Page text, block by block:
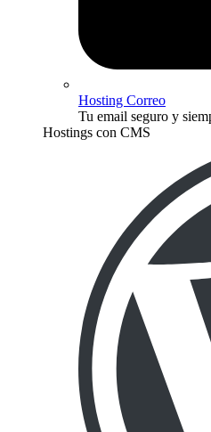
Hosting Correo
Tu email seguro y
Hostings con CMS